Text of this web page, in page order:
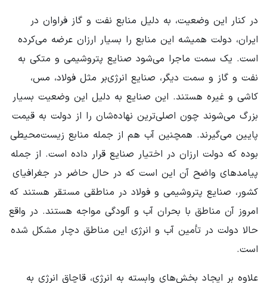
در کنار این وضعیت، به دلیل منابع نفت و گاز فراوان در
ایران، دولت همیشه این منابع را بسیار ارزان عرضه می‌کرده
است. یک سمت ماجرا می‌شود صنایع پتروشیمی و متکی به
نفت و گاز و سمت دیگر، صنایع انرژی‌بر مثل فولاد، مس،
کاشی و غیره هستند. این صنایع به دلیل این وضعیت بسیار
بزرگ می‌شوند چون اصلی‌ترین نهاده‌شان را از دولت به قیمت
پایین می‌گیرند. همچنین آب هم از جمله منابع زیست‌محیطی
بوده که دولت ارزان در اختیار صنایع قرار داده است. از جمله
پیامدهای واضح آن این است که در حال حاضر در جغرافیای
کشور، صنایع پتروشیمی و فولاد در مناطقی مستقر هستند که
امروز آن مناطق با بحران آب و آلودگی مواجه هستند. در واقع
حالا دولت در تأمین آب و انرژی این مناطق دچار مشکل شده
است.
علاوه بر ایجاد بخش‌های وابسته به انرژی، قاچاق انرژی به